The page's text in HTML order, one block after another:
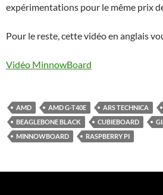
expérimentations pour le même prix
Pour le reste, cette vidéo en anglais
Vidéo MinnowBoard
AMD AMD G-T40E ARS TECHNICA
BEAGLEBONE BLACK
CUBIEBOARD
MINNOWBOARD
RASPBERRY PI